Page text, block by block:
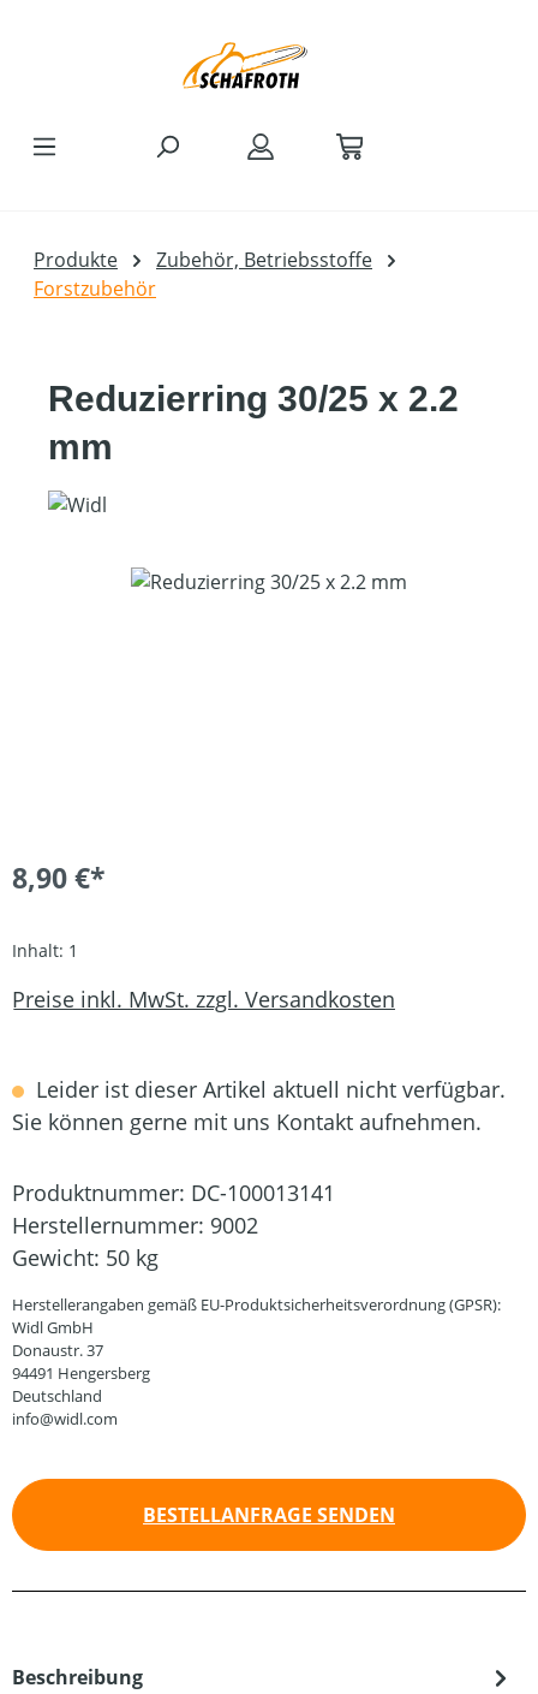
Produkte
Zubehör, Betriebsstoffe
Forstzubehör
Reduzierring 30/25 x 2.2
mm
Bildergalerie überspringen
8,90 €*
Inhalt: 1
Preise inkl. MwSt. zzgl. Versandkosten
Leider ist dieser Artikel aktuell nicht verfügbar.
Sie können gerne mit uns Kontakt aufnehmen.
Produktnummer: DC-100013141
Herstellernummer: 9002
Gewicht: 50 kg
Herstellerangaben gemäß EU-Produktsicherheitsverordnung (GPSR):
Widl GmbH
Donaustr. 37
94491 Hengersberg
Deutschland
info@widl.com
BESTELLANFRAGE SENDEN
Beschreibung